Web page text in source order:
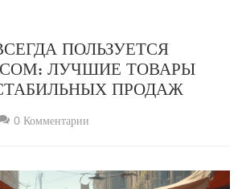
ПОЛЬЗУЕТСЯ
ЛУЧШИЕ ТОВАРЫ
ПРОДАЖ
0 Комментарии